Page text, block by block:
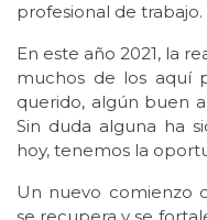
profesional de trabajo.
En este año 2021, la
muchos de los aquí
querido, algún buen
Sin duda alguna ha
hoy, tenemos la
Un nuevo comienzo